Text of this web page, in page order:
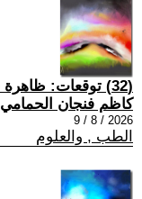
(32) توقعات: ظاهرة فلكية نادرة
كاظم فنجان الحمامي
2026 / 8 / 9
الطب , والعلوم